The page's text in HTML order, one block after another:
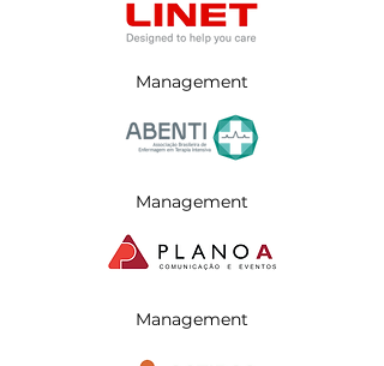
Management
Management
Management